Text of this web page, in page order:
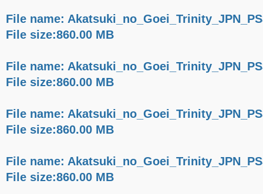
File name:
File size:860.00 MB
File name:
File size:860.00 MB
File name:
File size:860.00 MB
File name:
File size:860.00 MB